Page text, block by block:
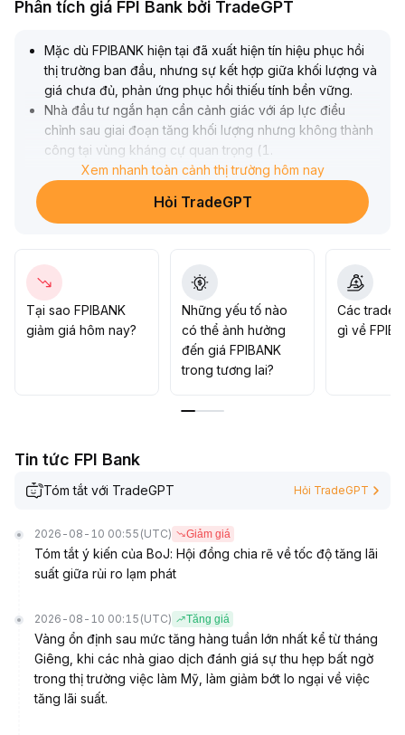
Phân tích giá FPI Bank bởi TradeGPT
Mặc dù FPIBANK hiện tại đã xuất hiện tín hiệu phục hồi
thị trường ban đầu, nhưng sự kết hợp giữa khối lượng và
giá chưa đủ, phản ứng phục hồi thiếu tính bền vững.
Nhà đầu tư ngắn hạn cần cảnh giác với áp lực điều
chỉnh sau giai đoạn tăng khối lượng nhưng không thành
công tại vùng kháng cự quan trọng (1
38), dẫn đến rủi ro tập trung giao dịch do sự khác biệt
về thanh khoản, làm tăng chi phí giao dịch và rủi ro trượt
có triển vọng hỗ trợ FPIBANK như một công cụ quản lý
rủi ro, nếu các kịch bản ứng dụng tiếp tục hoàn thiện sẽ
thu hút dòng tiền có cấu trúc vào thị trường
Khuyến nghị nên tích lũy khi giá giảm và chú trọng kiểm
.
Xem nhanh toàn cảnh thị trường hôm nay
Hỏi TradeGPT
Tại sao FPIBANK
giảm giá hôm nay?
Những yếu tố nào
có thể ảnh hưởng
đến giá FPIBANK
trong tương lai?
Các trader
gì về
Tin tức FPI Bank
Tóm tắt với TradeGPT Hỏi TradeGPT
2026-08-10 00:55 (UTC) Giảm giá
Tóm tắt ý kiến của BoJ: Hội đồng chia rẽ về tốc độ tăng lãi
suất giữa rủi ro lạm phát
2026-08-10 00:15 (UTC) Tăng giá
Vàng ổn định sau mức tăng hàng tuần lớn nhất kể từ tháng
Giêng, khi các nhà giao dịch đánh giá sự thu hẹp bất ngờ
trong thị trường việc làm Mỹ, làm giảm bớt lo ngại về việc
tăng lãi suất.